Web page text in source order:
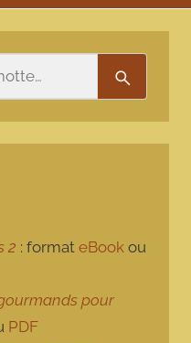
2 : formateBook ou
pour
PDF